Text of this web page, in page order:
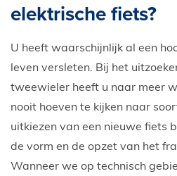
elektrische fiets?
U heeft waarschijnlijk al een
leven versleten. Bij het
tweewieler heeft u naar meer
nooit hoeven te kijken naar
uitkiezen van een nieuwe fiets
de vorm en de opzet van het
Wanneer we op technisch